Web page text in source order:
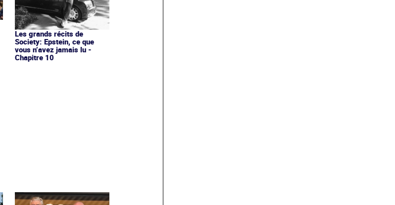
Les grands récits de
Society: Epstein, ce que
vous n’avez jamais lu -
Chapitre 10